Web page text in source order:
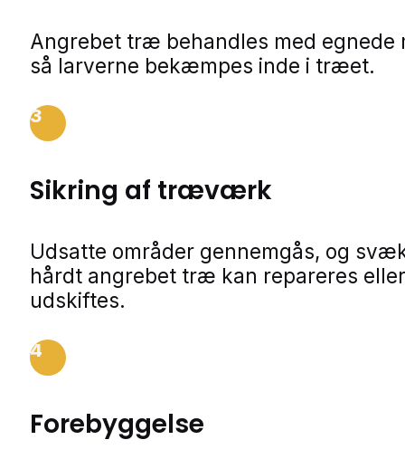
Angrebet træ behandles med egnede
så larverne bekæmpes inde i træet.
3
Sikring af træværk
Udsatte områder gennemgås, og
hårdt angrebet træ kan repareres eller
udskiftes.
4
Forebyggelse